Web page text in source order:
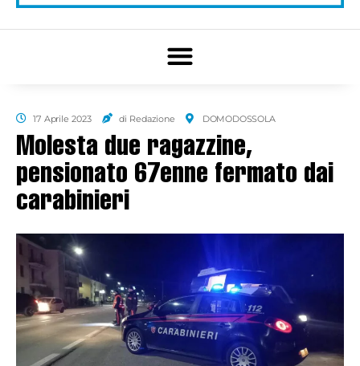
17 Aprile 2023 di Redazione DOMODOSSOLA
Molesta due ragazzine,
pensionato 67enne fermato dai
carabinieri